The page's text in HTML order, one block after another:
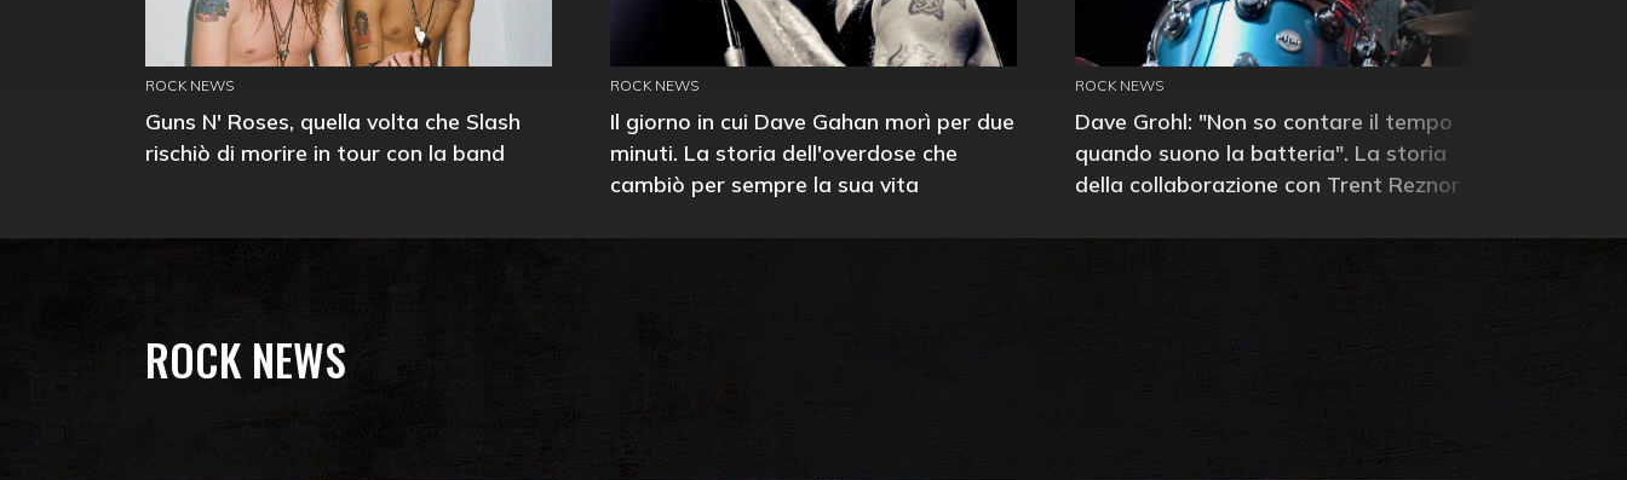
ROCK NEWS
Guns N' Roses, quella volta che Slash
rischiò di morire in tour con la band
ROCK NEWS
Il giorno in cui Dave Gahan morì per due
minuti. La storia dell'overdose che
cambiò per sempre la sua vita
ROCK NEWS
Dave Grohl: "Non so contare il tempo
quando suono la batteria". La storia
della collaborazione con Trent Reznor
ROCK NEWS